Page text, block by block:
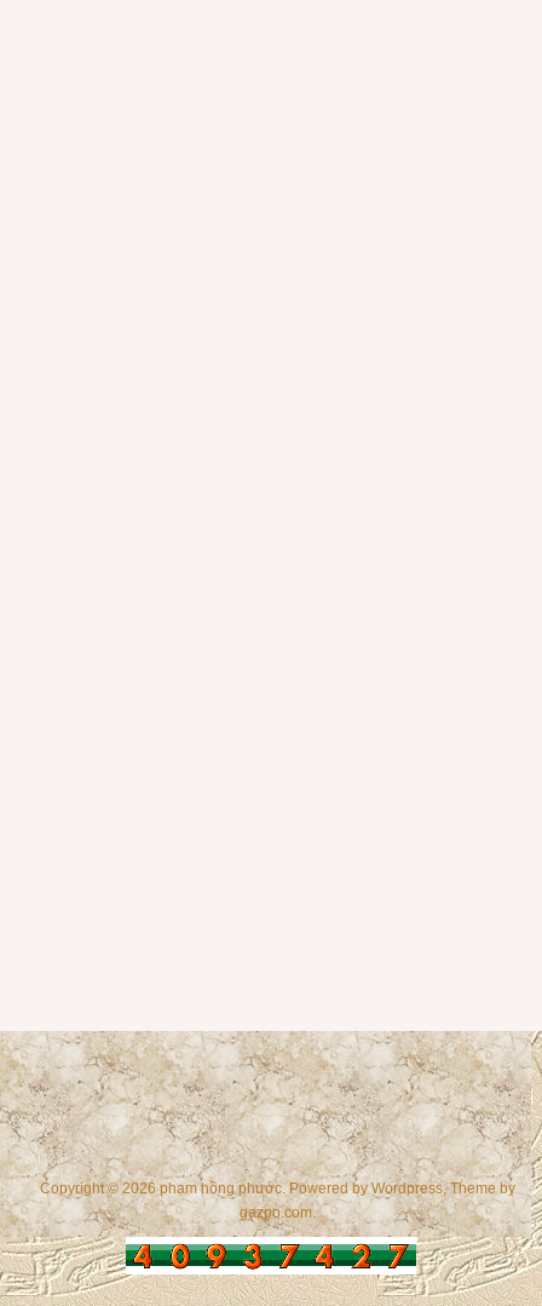
Copyright © 2026 phạm hồng phước. Powered byWordpress, Theme by
gazpo.com.